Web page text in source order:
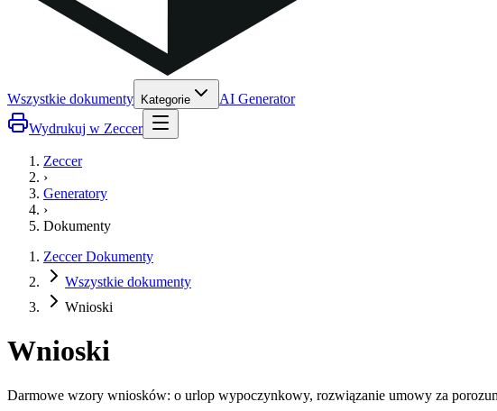
Wszystkie dokumenty
Kategorie
AI Generator
Wydrukuj w Zeccer
Zeccer
›
Generatory
›
Dokumenty
Zeccer Dokumenty
Wszystkie dokumenty
Wnioski
Wnioski
Darmowe wzory wniosków: o urlop wypoczynkowy, rozwiązanie umowy za